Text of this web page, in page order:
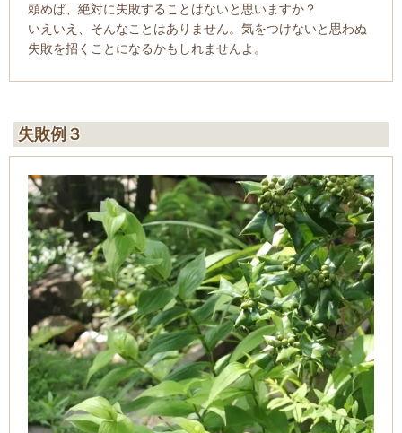
頼めば、絶対に失敗することはないと思いますか？
いえいえ、そんなことはありません。気をつけないと思わぬ
失敗を招くことになるかもしれませんよ。
失敗例３